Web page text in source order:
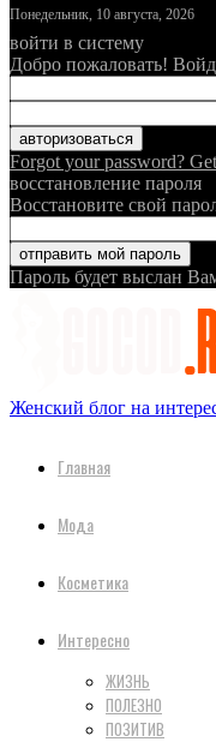
Понедельник, 10 августа, 2026
войти в систему
Добро пожаловать!
Forgot your password?
восстановление пароля
Восстановите свой
Пароль будет выслан
Женский блог на
Главная
Мода
Косметика
Интересно
ЖИЗНЬ
ПОЛЕЗНО
ПОЗИТИВ